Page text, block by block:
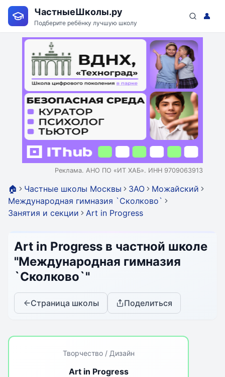
ЧастныеШколы.ру
Подберите ребёнку лучшую школу
👤
Реклама. АНО ПО «ИТ ХАБ». ИНН 9709063913
🏠 Частные школы Москвы ЗАО
Можайский
Международная гимназия `Сколково`
Занятия и секции
Art in Progress
Art in Progress в частной школе
"Международная гимназия
`Сколково`"
Страница школы Поделиться
Творчество / Дизайн
Art in Progress